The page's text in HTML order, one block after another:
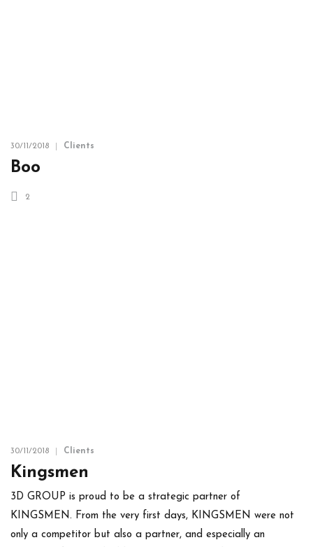
30/11/2018 Clients
Boo
2
30/11/2018 Clients
Kingsmen
3D GROUP is proud to be a strategic partner of
KINGSMEN. From the very first days, KINGSMEN were not
only a competitor but also a partner, and especially an